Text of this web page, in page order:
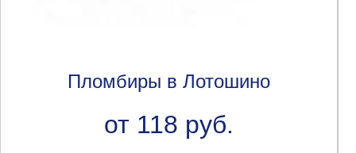
Пломбиры в Лотошино
от 118 руб.